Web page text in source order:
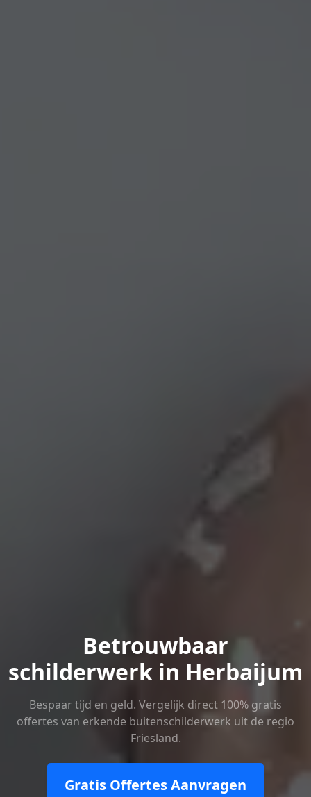
Betrouwbaar
schilderwerk in Herbaijum
Bespaar tijd en geld. Vergelijk direct 100% gratis
offertes van erkende buitenschilderwerk uit de regio
Friesland.
Gratis Offertes Aanvragen